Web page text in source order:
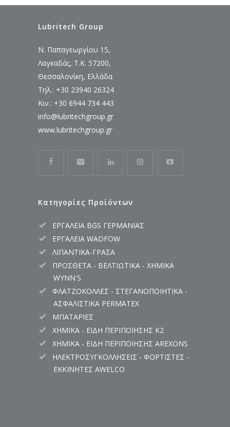
Lubritech Group
Ν. Παπαγεωργίου 15,
Λαγκαδάς, Τ.Κ. 57200,
Θεσσαλονίκη, Ελλάδα
Τηλ.: +30 23940 26324
Κιν.: +30 6944 734 443
info@lubritechgroup.gr
www.lubritechgroup.gr
Κατηγορίες Προϊόντων
ΕΡΓΑΛΕΙΑ BGS ΓΕΡΜΑΝΙΑΣ
ΕΡΓΑΛΕΙΑ WADFOW
ΛΙΠΑΝΤΙΚΑ-ΓΡΑΣΑ
ΠΡΟΣΘΕΤΑ - ΒΕΛΤΙΩΤΙΚΑ - ΧΗΜΙΚΑ
WYNN'S
ΦΛΑΤΖΟΚΟΛΛΕΣ - ΣΤΕΓΑΝΟΠΟΙΗΤΙΚΑ -
ΑΣΦΑΛΙΣΤΙΚΑ PERMATEX
ΜΠΑΤΑΡΙΕΣ
ΧΗΜΙΚΑ - ΕΙΔΗ ΠΕΡΙΠΟΙΗΣΗΣ K2
ΧΗΜΙΚΑ - ΕΙΔΗ ΠΕΡΙΠΟΙΗΣΗΣ AREXONS
ΗΛΕΚΤΡΟΣΥΓΚΟΛΛΗΣΕΙΣ - ΦΟΡΤΙΣΤΕΣ -
ΕΚΚΙΝΗΤΕΣ AWELCO